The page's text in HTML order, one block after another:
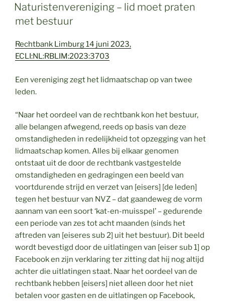
OP
Naturistenvereniging – lid moet praten
met bestuur
Rechtbank Limburg 14 juni 2023,
ECLI:NL:RBLIM:2023:3703
Een vereniging zegt het lidmaatschap op van twee
leden.
“Naar het oordeel van de rechtbank kon het bestuur,
alle belangen afwegend, reeds op basis van deze
omstandigheden in redelijkheid tot opzegging van het
lidmaatschap komen. Alles bij elkaar genomen
ontstaat uit de door de rechtbank vastgestelde
omstandigheden en gedragingen een beeld van
voortdurende strijd en verzet van [eisers] [de leden]
tegen het bestuur van NVZ – dat gaandeweg de vorm
aannam van een soort ‘kat-en-muisspel’ – gedurende
een periode van zes tot acht maanden (sinds het
aftreden van [eiseres sub 2] uit het bestuur). Dit beeld
wordt bevestigd door de uitlatingen van [eiser sub 1] op
Facebook en zijn verklaring ter zitting dat hij nog altijd
achter die uitlatingen staat. Naar het oordeel van de
rechtbank hebben [eisers] niet alleen door het niet
betalen voor gasten en de uitlatingen op Facebook,